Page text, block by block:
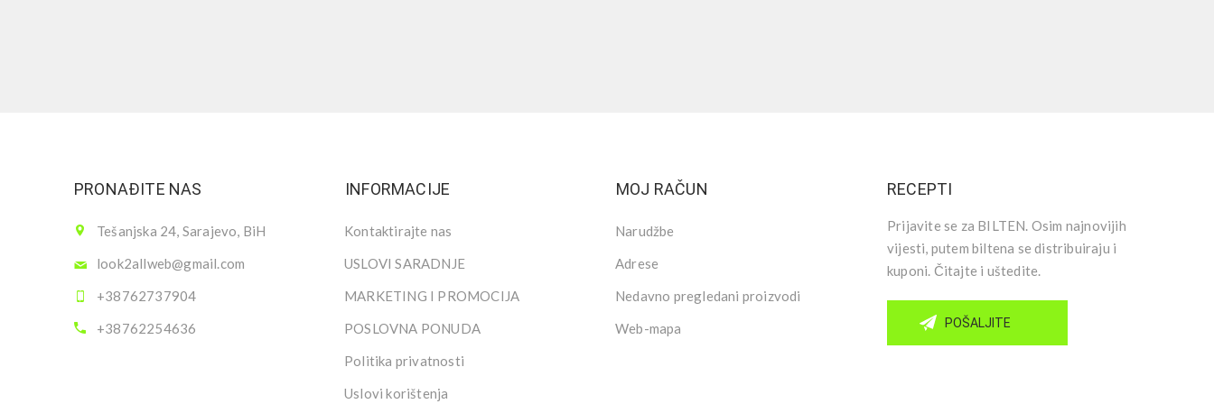
PRONAĐITE NAS
Tešanjska 24, Sarajevo, BiH
look2allweb@gmail.com
+38762737904
+38762254636
INFORMACIJE
Kontaktirajte nas
USLOVI SARADNJE
MARKETING I PROMOCIJA
POSLOVNA PONUDA
Politika privatnosti
Uslovi korištenja
MOJ RAČUN
Narudžbe
Adrese
Nedavno pregledani proizvodi
Web-mapa
RECEPTI
Prijavite se za BILTEN. Osim najnovijih
vijesti, putem biltena se distribuiraju i
kuponi. Čitajte i uštedite.
POŠALJITE